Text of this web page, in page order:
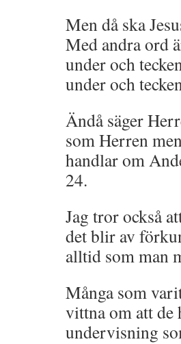
Men då ska
Med andra ord
under och
under och
Ändå säger
som Herren
handlar om
24.
Jag tror också
det blir av
alltid som man
Många som
vittna om att de
undervisning